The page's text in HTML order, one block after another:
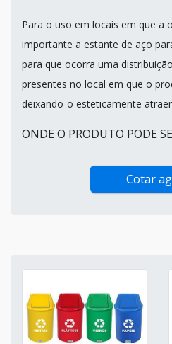
Para o uso em locais em que a
importante a estante de aço
para que ocorra uma
presentes no local em que o
deixando-o esteticamente
ONDE O PRODUTO PODE
Cotar